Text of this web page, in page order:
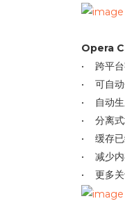
Opera
• 跨平台
• 可自动
• 自动生
• 分离式
• 缓存已
• 减少内
• 更多